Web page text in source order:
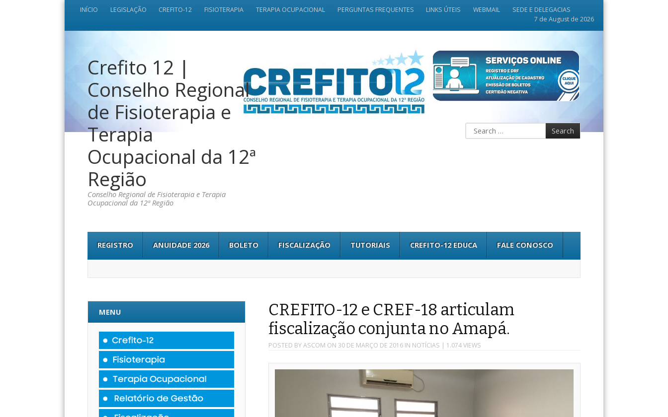
INÍCIO LEGISLAÇÃO CREFITO-12 FISIOTERAPIA TERAPIA OCUPACIONAL PERGUNTAS FREQUENTES LINKS ÚTEIS WEBMAIL
SEDE E DELEGACIAS
7 de August de 2026
Crefito 12 |
Conselho Regional
de Fisioterapia e
Terapia
Ocupacional da 12ª
Região
Conselho Regional de Fisioterapia e Terapia
Ocupacional da 12ª Região
REGISTRO ANUIDADE 2026 BOLETO FISCALIZAÇÃO TUTORIAIS CREFITO-12 EDUCA FALE CONOSCO
CREFITO-12 e CREF-18 articulam
fiscalização conjunta no Amapá.
POSTED BYASCOM ON 30 DE MARÇO DE 2016IN NOTÍCIAS | 1.074 VIEWS
MENU